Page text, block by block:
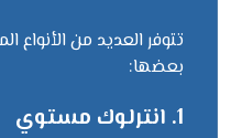
تتوفر العديد من الأنواع
بعضها:
1. انترلوك مستوي